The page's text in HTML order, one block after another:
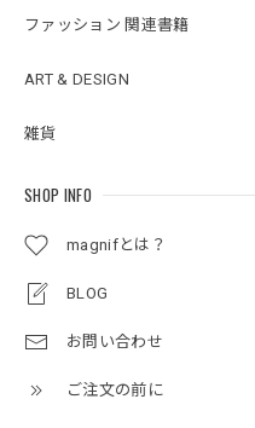
ファッション 関連書籍
ART & DESIGN
雑貨
SHOP INFO
magnifとは？
BLOG
お問い合わせ
ご注文の前に